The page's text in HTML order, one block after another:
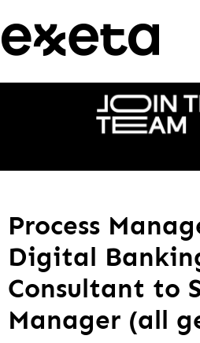
Process
Digital
Consultant to
Manager (all